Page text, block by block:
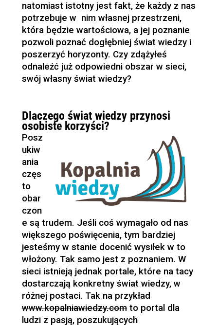
natomiast istotny jest fakt, że każdy z nas
potrzebuje w nim własnej przestrzeni,
która będzie wartościowa, a jej poznanie
pozwoli poznać dogłębniej świat wiedzyi
poszerzyć horyzonty. Czy zdążyłeś
odnaleźć już odpowiedni obszar w sieci,
swój własny świat wiedzy?
Dlaczego świat wiedzy przynosi
osobiste korzyści?
Posz
ukiw
ania
częs
to
obar
czon
e są trudem. Jeśli coś wymagało od nas
większego poświęcenia, tym bardziej
jesteśmy w stanie docenić wysiłek w to
włożony. Tak samo jest z poznaniem. W
sieci istnieją jednak portale, które na tacy
dostarczają konkretny świat wiedzy, w
różnej postaci. Tak na przykład
www.kopalniawiedzy.comto portal dla
ludzi z pasją, poszukujących